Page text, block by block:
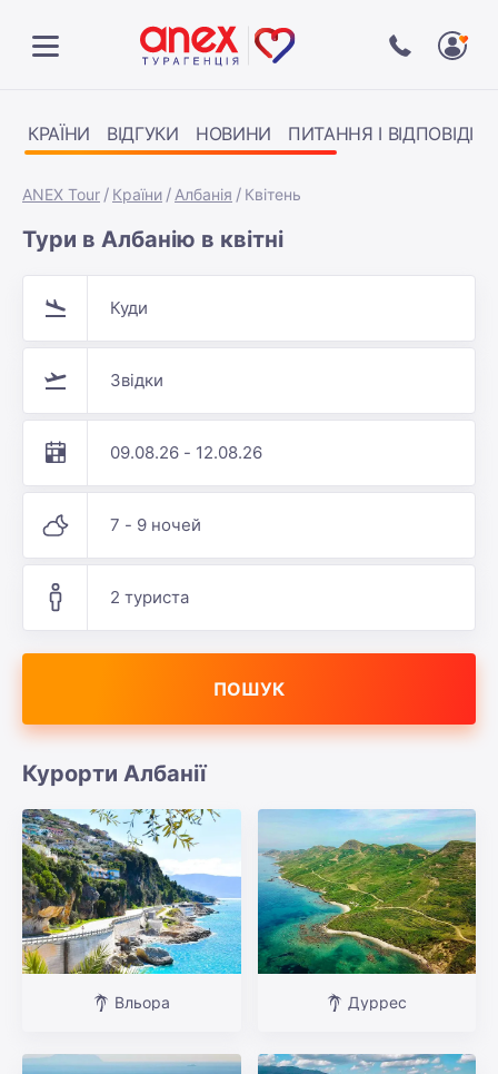
КРАЇНИ ВІДГУКИ НОВИНИ ПИТАННЯ І ВІДПОВІДІ
ANEX Tour Країни Албанія Квітень
Тури в Албанію в квітні
Куди
Звідки
09.08.26 - 12.08.26
7 - 9 ночей
2 туриста
ПОШУК
Курорти Албанії
Вльора Дуррес